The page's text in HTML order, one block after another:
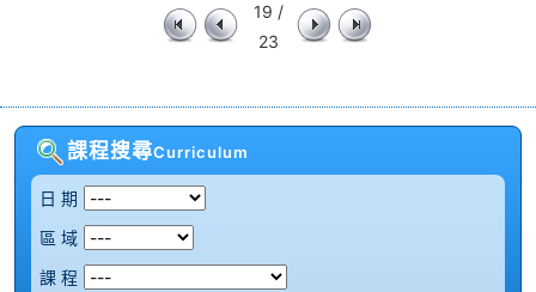
19 /
23
課程搜尋Curriculum
日 期
區 域
課 程